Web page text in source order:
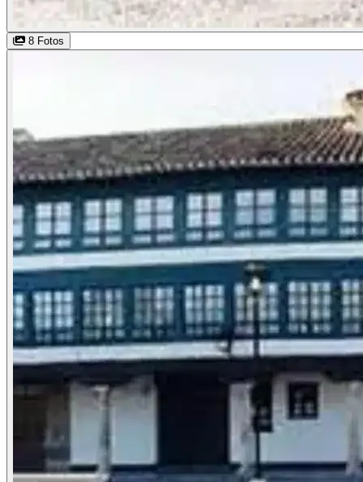
8 Fotos